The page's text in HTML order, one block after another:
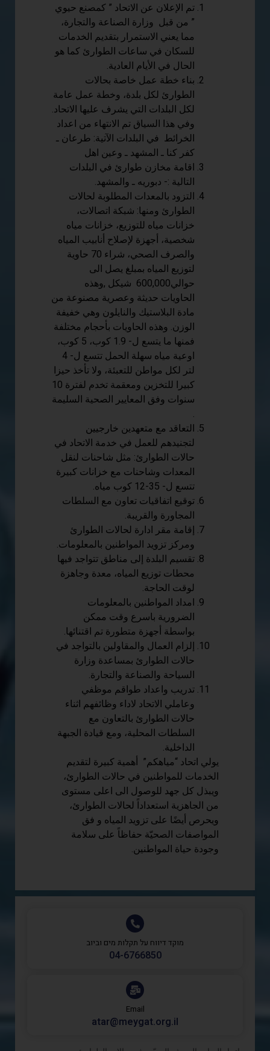
מוקד דיווח על תקלות מים וביוב
‎04-6766850
Email
atar@meygat.org.il
تم الإعلان عن الاتحاد ” كمصنع حيوي
” من قبل وزارة الصناعة والتجارة،
مما يعني الاستمرار بتقديم الخدمات
للسكان في ساعات الطوارئ كما هو
الحال في الأيام العادية.
بناء خطة عمل خاصة بحالات
الطوارئ لكل بلدة، وخطة عمل عامة
لكل البلدات التي يشرف عليها الاتحاد.
وفي هذا السياق تم الانتهاء من اعداد
الخرائط في البلدات الآتية: طرعان ـ
كفر كنا ـ المشهد ـ وعين اهل
اقامة مخازن طوارئ في البلدات
التالية :- دبوريه ـ والمشهد.
التزود بالمعدات المطلوبة لحالات
الطوارئ ومنها: شبكة اتصالات،
خزانات مياه للتوزيع، خزانات مياه
شخصية، أجهزة لإصلاح أنابيب المياه
والصرف الصحي، شراء 70 حاوية
لتوزيع المياه بمبلغ يصل الى
حوالي600,000 شيكل ,وهذه
الحاويات حديثة وعصرية مصنوعة من
مادة البلاستيك والنايلون وهي خفيفة
الوزن. وهذه الحاويات بأحجام مختلفة
فمنها ما يتسع ل- 1.9 كوب، 5 كوب،
اوعية مياه سهلة الحمل تتسع ل- 4
لتر لكل مواطن للتعبئة، ولا تأخذ حيزا
كبيرا للتخزين ومعقمة تخدم لفترة 10
سنوات وفق المعايير الصحية السليمة
.
التعاقد مع متعهدين خارجيين
لتجنيدهم للعمل في خدمة الاتحاد في
حالات الطوارئ: مثل شاحنات لنقل
المعدات وشاحنات مع خزانات كبيرة
تتسع ل- 35-12 كوب مياه.
توقيع اتفاقيات تعاون مع السلطات
المجاورة والقريبة.
إقامة مقر ادارة لحالات الطوارئ
ومركز تزويد المواطنين بالمعلومات.
تقسيم البلدة إلى مناطق تتواجد فيها
محطات توزيع المياه، معدة وجاهزة
لوقت الحاجة.
امداد المواطنين بالمعلومات
الضرورية باسرع وقت ممكن
بواسطة أجهزة متطورة تم اقتنائها.
إلزام العمال والمقاولين بالتواجد في
حالات الطوارئ بمساعدة وزارة
السياحة والصناعة والتجارة.
تدريب واعداد طواقم موظفي
وعاملي الاتحاد لاداء وظائفهم اثناء
حالات الطوارئ بالتعاون مع
السلطات المحلية، ومع قيادة الجبهة
الداخلية.
يولي اتحاد “مياهكم” أهمية كبيرة لتقديم
الخدمات للمواطنين في حالات الطوارئ،
ويبذل كل جهد للوصول الى اعلى مستوى
من الجاهزية استعداداً لحالات الطوارئ،
ويحرص أيضًا على تزويد المياه و فق
المواصفات الصحيّة حفاظاً على سلامة
وجودة حياة المواطنين.